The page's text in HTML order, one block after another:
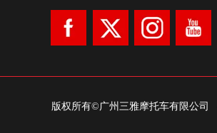
版权所有©广州三雅摩托车有限公司